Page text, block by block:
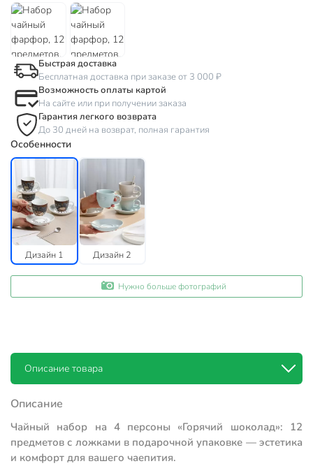
Быстрая доставка
Бесплатная доставка при заказе от 3 000 ₽
Возможность оплаты картой
На сайте или при получении заказа
Гарантия легкого возврата
До 30 дней на возврат, полная гарантия
Особенности
Дизайн 1 Дизайн 2
Нужно больше фотографий
Описание товара
Описание
Чайный набор на 4 персоны «Горячий шоколад»: 12
предметов с ложками в подарочной упаковке — эстетика
и комфорт для вашего чаепития.